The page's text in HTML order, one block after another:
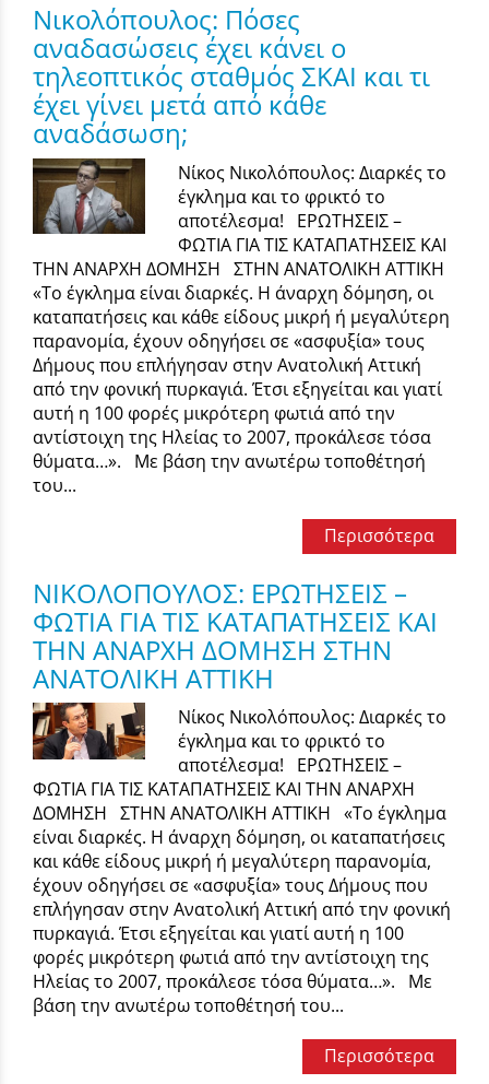
Νικολόπουλος: Πόσες
αναδασώσεις έχει κάνει ο
τηλεοπτικός σταθμός ΣΚΑΙ και τι
έχει γίνει μετά από κάθε
αναδάσωση;
Νίκος Νικολόπουλος: Διαρκές το
έγκλημα και το φρικτό το
αποτέλεσμα! ΕΡΩΤΗΣΕΙΣ –
ΦΩΤΙΑ ΓΙΑ ΤΙΣ ΚΑΤΑΠΑΤΗΣΕΙΣ ΚΑΙ
ΤΗΝ ΑΝΑΡΧΗ ΔΟΜΗΣΗ ΣΤΗΝ ΑΝΑΤΟΛΙΚΗ ΑΤΤΙΚΗ
«Το έγκλημα είναι διαρκές. Η άναρχη δόμηση, οι
καταπατήσεις και κάθε είδους μικρή ή μεγαλύτερη
παρανομία, έχουν οδηγήσει σε «ασφυξία» τους
Δήμους που επλήγησαν στην Ανατολική Αττική
από την φονική πυρκαγιά. Έτσι εξηγείται και γιατί
αυτή η 100 φορές μικρότερη φωτιά από την
αντίστοιχη της Ηλείας το 2007, προκάλεσε τόσα
θύματα…». Με βάση την ανωτέρω τοποθέτησή
του...
Περισσότερα
ΝΙΚΟΛΟΠΟΥΛΟΣ: ΕΡΩΤΗΣΕΙΣ –
ΦΩΤΙΑ ΓΙΑ ΤΙΣ ΚΑΤΑΠΑΤΗΣΕΙΣ ΚΑΙ
ΤΗΝ ΑΝΑΡΧΗ ΔΟΜΗΣΗ ΣΤΗΝ
ΑΝΑΤΟΛΙΚΗ ΑΤΤΙΚΗ
Νίκος Νικολόπουλος: Διαρκές το
έγκλημα και το φρικτό το
αποτέλεσμα! ΕΡΩΤΗΣΕΙΣ –
ΦΩΤΙΑ ΓΙΑ ΤΙΣ ΚΑΤΑΠΑΤΗΣΕΙΣ ΚΑΙ ΤΗΝ ΑΝΑΡΧΗ
ΔΟΜΗΣΗ ΣΤΗΝ ΑΝΑΤΟΛΙΚΗ ΑΤΤΙΚΗ «Το έγκλημα
είναι διαρκές. Η άναρχη δόμηση, οι καταπατήσεις
και κάθε είδους μικρή ή μεγαλύτερη παρανομία,
έχουν οδηγήσει σε «ασφυξία» τους Δήμους που
επλήγησαν στην Ανατολική Αττική από την φονική
πυρκαγιά. Έτσι εξηγείται και γιατί αυτή η 100
φορές μικρότερη φωτιά από την αντίστοιχη της
Ηλείας το 2007, προκάλεσε τόσα θύματα…». Με
βάση την ανωτέρω τοποθέτησή του...
Περισσότερα